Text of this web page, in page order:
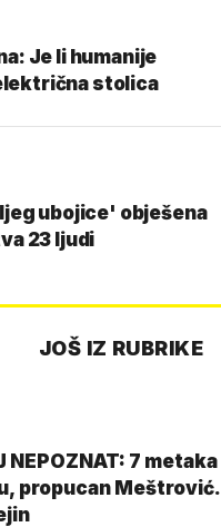
Je li humanije
stolica
ubojice' obješena
23 ljudi
JOŠ IZ RUBRIKE
NEPOZNAT: 7 metaka
propucan Meštrović.